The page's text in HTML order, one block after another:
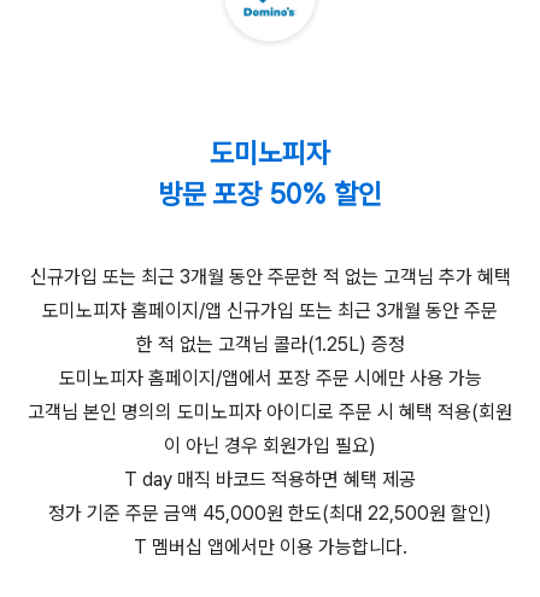
도미노피자
방문 포장 50% 할인
신규가입 또는 최근 3개월 동안 주문한 적 없는 고객님 추가 혜택
도미노피자 홈페이지/앱 신규가입 또는 최근 3개월 동안 주문
한 적 없는 고객님 콜라(1.25L) 증정
도미노피자 홈페이지/앱에서 포장 주문 시에만 사용 가능
고객님 본인 명의의 도미노피자 아이디로 주문 시 혜택 적용(회원
이 아닌 경우 회원가입 필요)
T day 매직 바코드 적용하면 혜택 제공
정가 기준 주문 금액 45,000원 한도(최대 22,500원 할인)
T 멤버십 앱에서만 이용 가능합니다.